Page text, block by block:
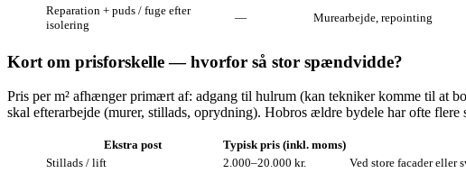
Reparation + puds / fuge efter
isolering
— Murearbejde, repointing
Kort om prisforskelle — hvorfor så stor spændvidde?
Pris per m² afhænger primært af: adgang til hulrum (kan tekniker komme til at
skal efterarbejde (murer, stillads, oprydning). Hobros ældre bydele har ofte
Ekstra post Typisk pris (inkl. moms)
Stillads / lift
2.000–20.000 kr.
Ved store facader eller